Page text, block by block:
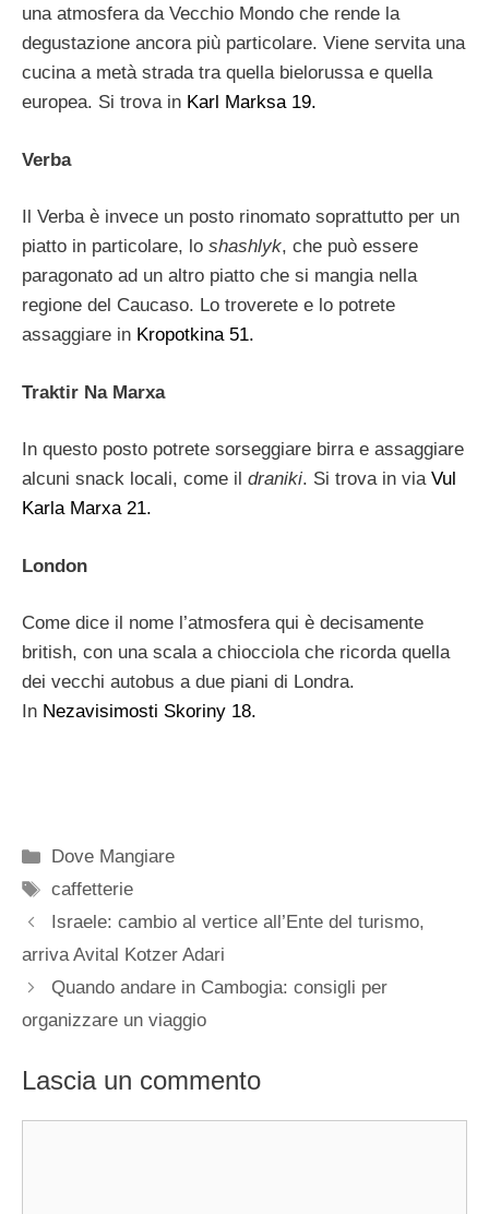
una atmosfera da Vecchio Mondo che rende la
degustazione ancora più particolare. Viene servita una
cucina a metà strada tra quella bielorussa e quella
europea. Si trova in Karl Marksa 19.
Verba
Il Verba è invece un posto rinomato soprattutto per un
piatto in particolare, lo shashlyk, che può essere
paragonato ad un altro piatto che si mangia nella
regione del Caucaso. Lo troverete e lo potrete
assaggiare in Kropotkina 51.
Traktir Na Marxa
In questo posto potrete sorseggiare birra e assaggiare
alcuni snack locali, come il draniki. Si trova in via Vul
Karla Marxa 21.
London
Come dice il nome l’atmosfera qui è decisamente
british, con una scala a chiocciola che ricorda quella
dei vecchi autobus a due piani di Londra.
In Nezavisimosti Skoriny 18.
Categorie
Dove Mangiare
Tag
caffetterie
Israele: cambio al vertice all’Ente del turismo,
arriva Avital Kotzer Adari
Quando andare in Cambogia: consigli per
organizzare un viaggio
Lascia un commento